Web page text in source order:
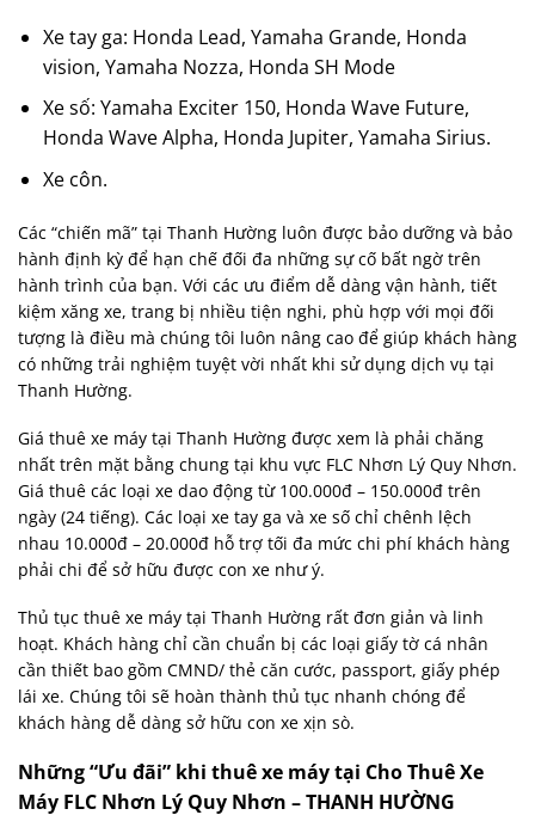
Xe tay ga: Honda Lead, Yamaha Grande, Honda
vision, Yamaha Nozza, Honda SH Mode
Xe số: Yamaha Exciter 150, Honda Wave Future,
Honda Wave Alpha, Honda Jupiter, Yamaha Sirius.
Xe côn.
Các “chiến mã” tại Thanh Hường luôn được bảo dưỡng và bảo
hành định kỳ để hạn chế đối đa những sự cố bất ngờ trên
hành trình của bạn. Với các ưu điểm dễ dàng vận hành, tiết
kiệm xăng xe, trang bị nhiều tiện nghi, phù hợp với mọi đối
tượng là điều mà chúng tôi luôn nâng cao để giúp khách hàng
có những trải nghiệm tuyệt vời nhất khi sử dụng dịch vụ tại
Thanh Hường.
Giá thuê xe máy tại Thanh Hường được xem là phải chăng
nhất trên mặt bằng chung tại khu vực FLC Nhơn Lý Quy Nhơn.
Giá thuê các loại xe dao động từ 100.000đ – 150.000đ trên
ngày (24 tiếng). Các loại xe tay ga và xe số chỉ chênh lệch
nhau 10.000đ – 20.000đ hỗ trợ tối đa mức chi phí khách hàng
phải chi để sở hữu được con xe như ý.
Thủ tục thuê xe máy tại Thanh Hường rất đơn giản và linh
hoạt. Khách hàng chỉ cần chuẩn bị các loại giấy tờ cá nhân
cần thiết bao gồm CMND/ thẻ căn cước, passport, giấy phép
lái xe. Chúng tôi sẽ hoàn thành thủ tục nhanh chóng để
khách hàng dễ dàng sở hữu con xe xịn sò.
Những “Ưu đãi” khi thuê xe máy tại Cho Thuê Xe
Máy FLC Nhơn Lý Quy Nhơn – THANH HƯỜNG